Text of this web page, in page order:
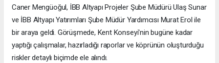
Caner Mengüoğul, İBB Altyapı Projeler Şube Müdürü Ulaş Sunar
ve İBB Altyapı Yatırımları Şube Müdür Yardımcısı Murat Erol ile
bir araya geldi. Görüşmede, Kent Konseyi'nin bugüne kadar
yaptığı çalışmalar, hazırladığı raporlar ve köprünün oluşturduğu
riskler detaylı biçimde ele alındı.